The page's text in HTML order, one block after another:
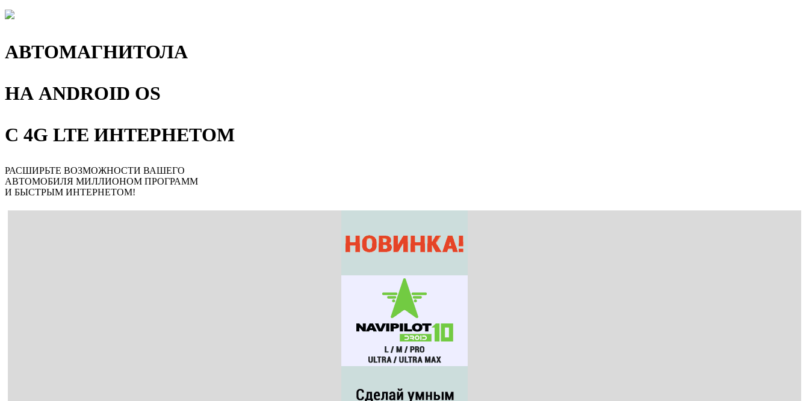
АВТОМАГНИТОЛА
НА ANDROID OS
С 4G LTE ИНТЕРНЕТОМ
РАСШИРЬТЕ ВОЗМОЖНОСТИ ВАШЕГО
АВТОМОБИЛЯ МИЛЛИОНОМ ПРОГРАММ
И БЫСТРЫМ ИНТЕРНЕТОМ!